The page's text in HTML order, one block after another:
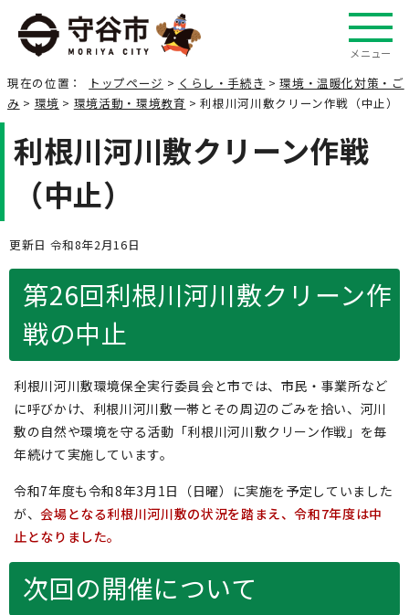
メニュー
現在の位置： トップページ > くらし・手続き >環境・温暖化対策・ご
み > 環境 > 環境活動・環境教育 > 利根川河川敷クリーン作戦（中止）
利根川河川敷クリーン作戦
（中止）
更新日 令和8年2月16日
第26回利根川河川敷クリーン作
戦の中止
利根川河川敷環境保全実行委員会と市では、市民・事業所など
に呼びかけ、利根川河川敷一帯とその周辺のごみを拾い、河川
敷の自然や環境を守る活動「利根川河川敷クリーン作戦」を毎
年続けて実施しています。
令和7年度も令和8年3月1日（日曜）に実施を予定していました
が、会場となる利根川河川敷の状況を踏まえ、令和7年度は中
止となりました。
次回の開催について